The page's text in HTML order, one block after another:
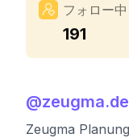
フォロー中
191
@zeugma.de
Zeugma